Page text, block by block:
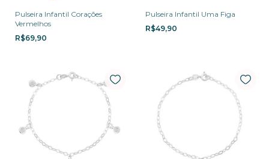
Pulseira Infantil Corações
Vermelhos
R$69,90
Pulseira Infantil Uma Figa
R$49,90